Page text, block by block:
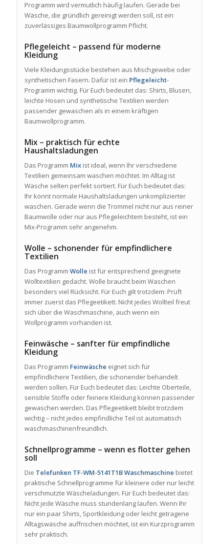
Programm wird vermutlich häufig laufen. Gerade bei
Wäsche, die gründlich gereinigt werden soll, ist ein
zuverlässiges Baumwollprogramm Pflicht.
Pflegeleicht – passend für moderne
Kleidung
Viele Kleidungsstücke bestehen aus Mischgewebe oder
synthetischen Fasern. Dafür ist ein Pflegeleicht-
Programm wichtig. Für Euch bedeutet das: Shirts, Blusen,
leichte Hosen und synthetische Textilien werden
passender gewaschen als in einem kräftigen
Baumwollprogramm.
Mix – praktisch für echte
Haushaltsladungen
Das Programm Mixist ideal, wenn Ihr verschiedene
Textilien gemeinsam waschen möchtet. Im Alltag ist
Wäsche selten perfekt sortiert. Für Euch bedeutet das:
Ihr könnt normale Haushaltsladungen unkomplizierter
waschen. Gerade wenn die Trommel nicht nur aus reiner
Baumwolle oder nur aus Pflegeleichtem besteht, ist ein
Mix-Programm sehr angenehm.
Wolle – schonender für empfindlichere
Textilien
Das Programm Wolle ist für entsprechend geeignete
Wolltextilien gedacht. Wolle braucht beim Waschen
besonders viel Rücksicht. Für Euch gilt trotzdem: Prüft
immer zuerst das Pflegeetikett. Nicht jedes Wollteil freut
sich über die Waschmaschine, auch wenn ein
Wollprogramm vorhanden ist.
Feinwäsche – sanfter für empfindliche
Kleidung
Das Programm Feinwäsche eignet sich für
empfindlichere Textilien, die schonender behandelt
werden sollen. Für Euch bedeutet das: Leichte Oberteile,
sensible Stoffe oder feinere Kleidung können passender
gewaschen werden. Das Pflegeetikett bleibt trotzdem
wichtig – nicht jedes empfindliche Teil ist automatisch
waschmaschinenfreundlich.
Schnellprogramme – wenn es flotter gehen
soll
Die Telefunken TF-WM-5141T1B Waschmaschine bietet
praktische Schnellprogramme für kleinere oder nur leicht
verschmutzte Wäscheladungen. Für Euch bedeutet das:
Nicht jede Wäsche muss stundenlang laufen. Wenn Ihr
nur ein paar Shirts, Sportkleidung oder leicht getragene
Alltagswäsche auffrischen möchtet, ist ein Kurzprogramm
sehr praktisch.